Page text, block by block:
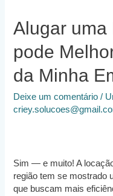
Alugar
pode
da Minha
Deixe um comentário /
Sim — e muito! A
região tem se mostrado
que buscam mais